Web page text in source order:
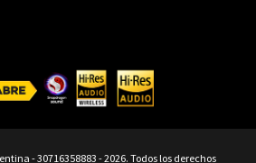
- 30716358883 - 2026. Todos los derechos